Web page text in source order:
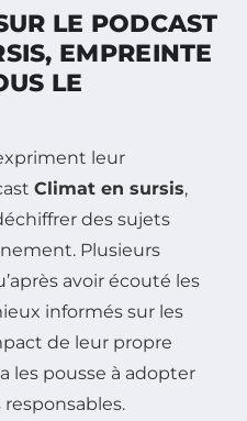
LE PODCAST
EMPREINTE
LE
leur
Climat en sursis,
des sujets
Plusieurs
avoir écouté les
informés sur les
de leur propre
les pousse à adopter